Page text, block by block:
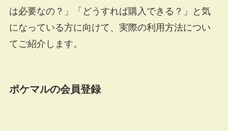
は必要なの？」「どうすれば購入できる？」と気
になっている方に向けて、実際の利用方法につい
てご紹介します。
ポケマルの会員登録